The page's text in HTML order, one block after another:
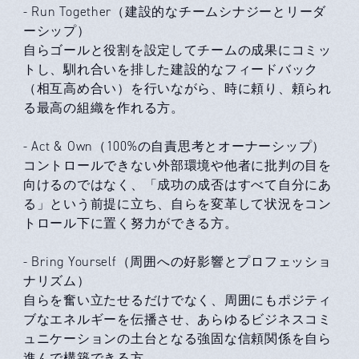
- Run Together（建設的なチームシナジーとリーダ
ーシップ）
自らゴールと役割を設定してチームの成果にコミッ
トし、馴れ合いを排した建設的なフィードバック
（相互高め合い）を行いながら、時に頼り、頼られ
る最高の組織を作れる方。
- Act & Own（100%の自責思考とオーナーシップ）
コントロールできない外部環境や他者に批判の目を
向けるのではなく、「成功の成否はすべて自分にあ
る」という前提に立ち、自らを変革して状況をコン
トロール下に置く努力ができる方。
- Bring Yourself（周囲への好影響とプロフェッショ
ナリズム）
自らを奮い立たせるだけでなく、周囲にもポジティ
ブなエネルギーを伝播させ、あらゆるビジネスコミ
ュニケーションの土台となる強固な信頼関係を自ら